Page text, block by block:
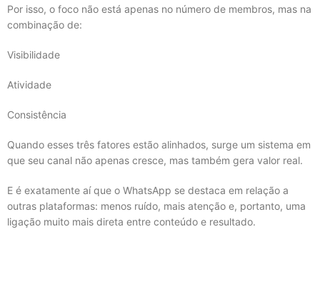
Por isso, o foco não está apenas no número de membros, mas na
combinação de:
Visibilidade
Atividade
Consistência
Quando esses três fatores estão alinhados, surge um sistema em
que seu canal não apenas cresce, mas também gera valor real.
E é exatamente aí que o WhatsApp se destaca em relação a
outras plataformas: menos ruído, mais atenção e, portanto, uma
ligação muito mais direta entre conteúdo e resultado.